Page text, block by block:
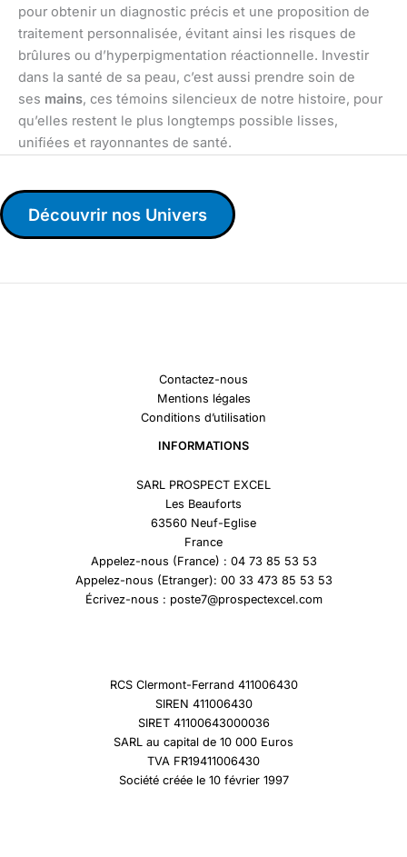
pour obtenir un diagnostic précis et une proposition de
traitement personnalisée, évitant ainsi les risques de
brûlures ou d’hyperpigmentation réactionnelle. Investir
dans la santé de sa peau, c’est aussi prendre soin de
ses mains, ces témoins silencieux de notre histoire, pour
qu’elles restent le plus longtemps possible lisses,
unifiées et rayonnantes de santé.
Découvrir nos Univers
Contactez-nous
Mentions légales
Conditions d’utilisation
INFORMATIONS
SARL PROSPECT EXCEL
Les Beauforts
63560 Neuf-Eglise
France
Appelez-nous (France) : 04 73 85 53 53
Appelez-nous (Etranger): 00 33 473 85 53 53
Écrivez-nous : poste7@prospectexcel.com
RCS Clermont-Ferrand 411006430
SIREN 411006430
SIRET 41100643000036
SARL au capital de 10 000 Euros
TVA FR19411006430
Société créée le 10 février 1997